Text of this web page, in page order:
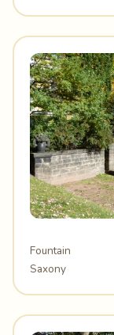
Fountain
Saxony